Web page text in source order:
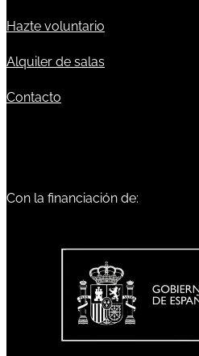
Hazte voluntario
Alquiler de salas
Contacto
Con la financiación de: